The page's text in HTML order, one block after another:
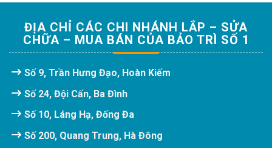
ĐỊA CHỈ CÁC CHI NHÁNH LẮP – SỬA
CHỮA – MUA BÁN CỦA BẢO TRÌ SỐ 1
Số 9, Trần Hưng Đạo, Hoàn Kiếm
Số 24, Đội Cấn, Ba Đình
Số 10, Láng Hạ, Đống Đa
Số 200, Quang Trung, Hà Đông